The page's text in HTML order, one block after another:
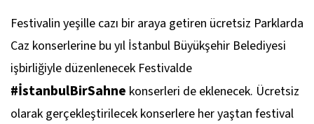
Festivalin yeşille cazı bir araya getiren ücretsiz Parklarda
Caz konserlerine bu yıl İstanbul Büyükşehir Belediyesi
işbirliğiyle düzenlenecek Festivalde
#İstanbulBirSahne konserleri de eklenecek. Ücretsiz
olarak gerçekleştirilecek konserlere her yaştan festival